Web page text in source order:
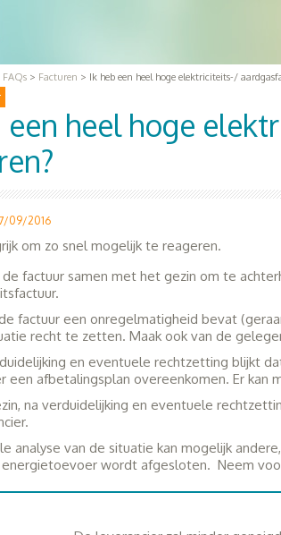
FAQs > Facturen > Ik heb een heel hoge elektriciteits-/
een heel hoge
09/2016
om zo snel mogelijk te reageren.
de factuur samen met het gezin om te
factuur een onregelmatigheid bevat
recht te zetten. Maak ook van de
en eventuele rechtzetting blijkt
een afbetalingsplan overeenkomen. Er kan
na verduidelijking en eventuele
analyse van de situatie kan mogelijk
wordt afgesloten. Neem